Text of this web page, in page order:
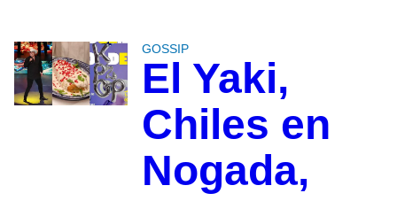
GOSSIP
El Yaki,
Chiles en
Nogada,